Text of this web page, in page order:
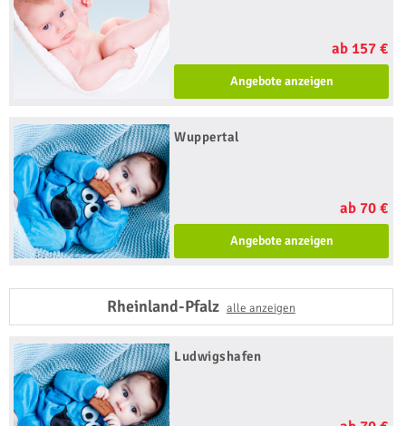
ab 157 €
Angebote anzeigen
Wuppertal
ab 70 €
Angebote anzeigen
Rheinland-Pfalz alle anzeigen
Ludwigshafen